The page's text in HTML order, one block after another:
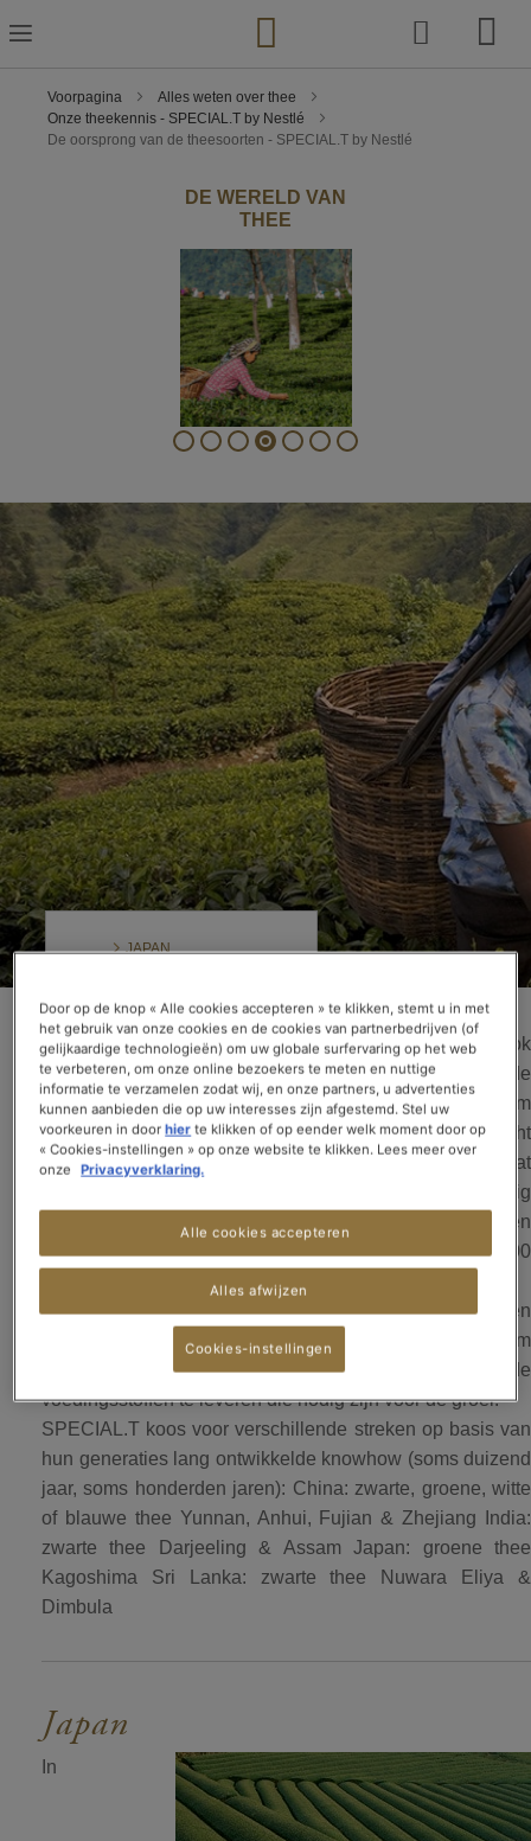
naar
de
Voorpagina
Alles weten over thee
Onze theekennis - SPECIAL.T by Nestlé
De oorsprong van de theesoorten - SPECIAL.T by Nestlé
DE WERELD VAN
THEE
JAPAN
CHINA
ZUID-AFRIKA
SRI LANKA
Net als een wijnstok
heeft een theeplant de
ideale bodem nodig om
helemaal tot zijn recht
te komen. Het klimaat
moet warm en vochtig
zijn, met enkele uren
zon per dag (1500 u/jaar), regelmatig regen (1300
mm/jaar) en constante temperaturen.
Theeplanten gedijen het best in hooggelegen gebieden
omdat het bergreliëf gemakkelijker afwatert. De bodem
moet rijk zijn aan mineralen en zuren, om de
voedingsstoffen te leveren die nodig zijn voor de groei.
SPECIAL.T koos voor verschillende streken op basis van
hun generaties lang ontwikkelde knowhow (soms duizend
jaar, soms honderden jaren): China: zwarte, groene, witte
of blauwe thee Yunnan, Anhui, Fujian & Zhejiang India:
zwarte thee Darjeeling & Assam Japan: groene thee
Kagoshima Sri Lanka: zwarte thee Nuwara Eliya &
Dimbula
Japan
In
Door op de knop « Alle cookies accepteren » te klikken, stemt u in met
het gebruik van onze cookies en de cookies van partnerbedrijven (of
gelijkaardige technologieën) om uw globale surfervaring op het web
te verbeteren, om onze online bezoekers te meten en nuttige
informatie te verzamelen zodat wij, en onze partners, u advertenties
kunnen aanbieden die op uw interesses zijn afgestemd. Stel uw
voorkeuren in doorhier te klikken of op eender welk moment door op
« Cookies-instellingen » op onze website te klikken. Lees meer over
onze
Privacyverklaring.
Alles afwijzen
Alle cookies accepteren
Cookies-instellingen